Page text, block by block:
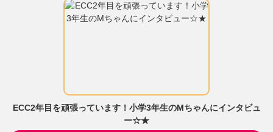
ECC2年目を頑張っています！小学3年生のMちゃんにインタビュ
ー☆★